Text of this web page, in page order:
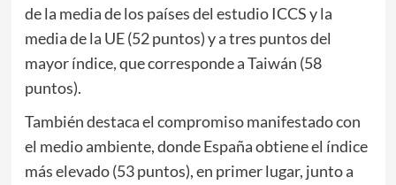
de la media de los países del estudio ICCS y la
media de la UE (52 puntos) y a tres puntos del
mayor índice, que corresponde a Taiwán (58
puntos).
También destaca el compromiso manifestado con
el medio ambiente, donde España obtiene el índice
más elevado (53 puntos), en primer lugar, junto a